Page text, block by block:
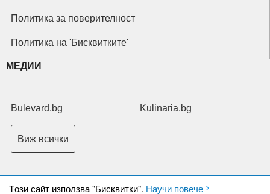
Tози сайт използва "Бисквитки". Научи повече
Политика за поверителност
Политика на 'Бисквитките'
МЕДИИ
Bulevard.bg Kulinaria.bg
Виж всички